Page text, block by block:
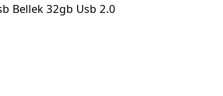
Bellek 32gb Usb 2.0